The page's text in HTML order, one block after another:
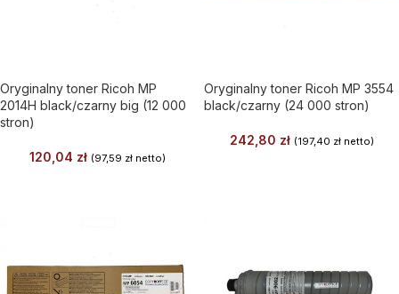
Oryginalny toner Ricoh MP
2014H black/czarny big (12 000
stron)
120,04 zł (97,59 zł netto)
Oryginalny toner Ricoh MP 3554
black/czarny (24 000 stron)
242,80 zł (197,40 złnetto)